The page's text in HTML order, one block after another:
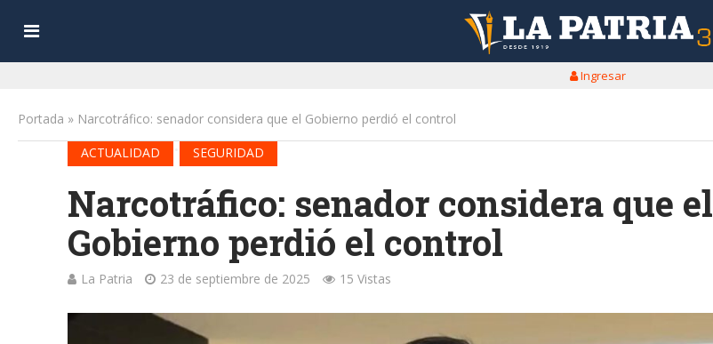
Ingresar
Portada » Narcotráfico: senador considera que el Gobierno perdió el control
ACTUALIDAD
SEGURIDAD
Narcotráfico: senador considera que el
Gobierno perdió el control
La Patria 23 de septiembre de 2025 15 Vistas